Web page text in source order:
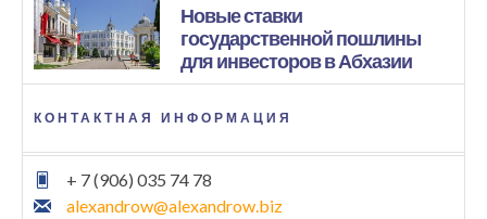
Новые ставки
государственной пошлины
для инвесторов в Абхазии
КОНТАКТНАЯ ИНФОРМАЦИЯ
+ 7 (906) 035 74 78
alexandrow@alexandrow.biz